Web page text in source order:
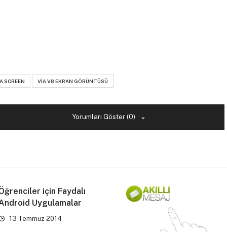
SCREEN VIA V8 EKRAN GÖRÜNTÜSÜ
Yorumları Göster (0)
için Faydalı
Uygulamalar
13 Temmuz 2014